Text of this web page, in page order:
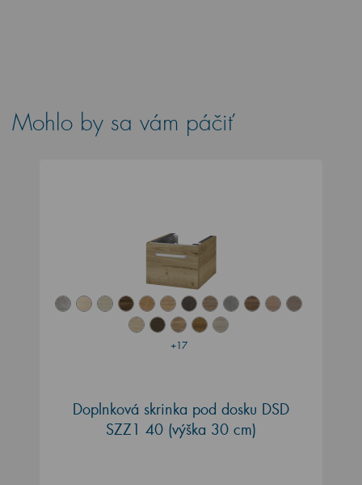
Mohlo by sa vám páčiť
+17
Doplnková skrinka pod dosku DSD
SZZ1 40 (výška 30 cm)